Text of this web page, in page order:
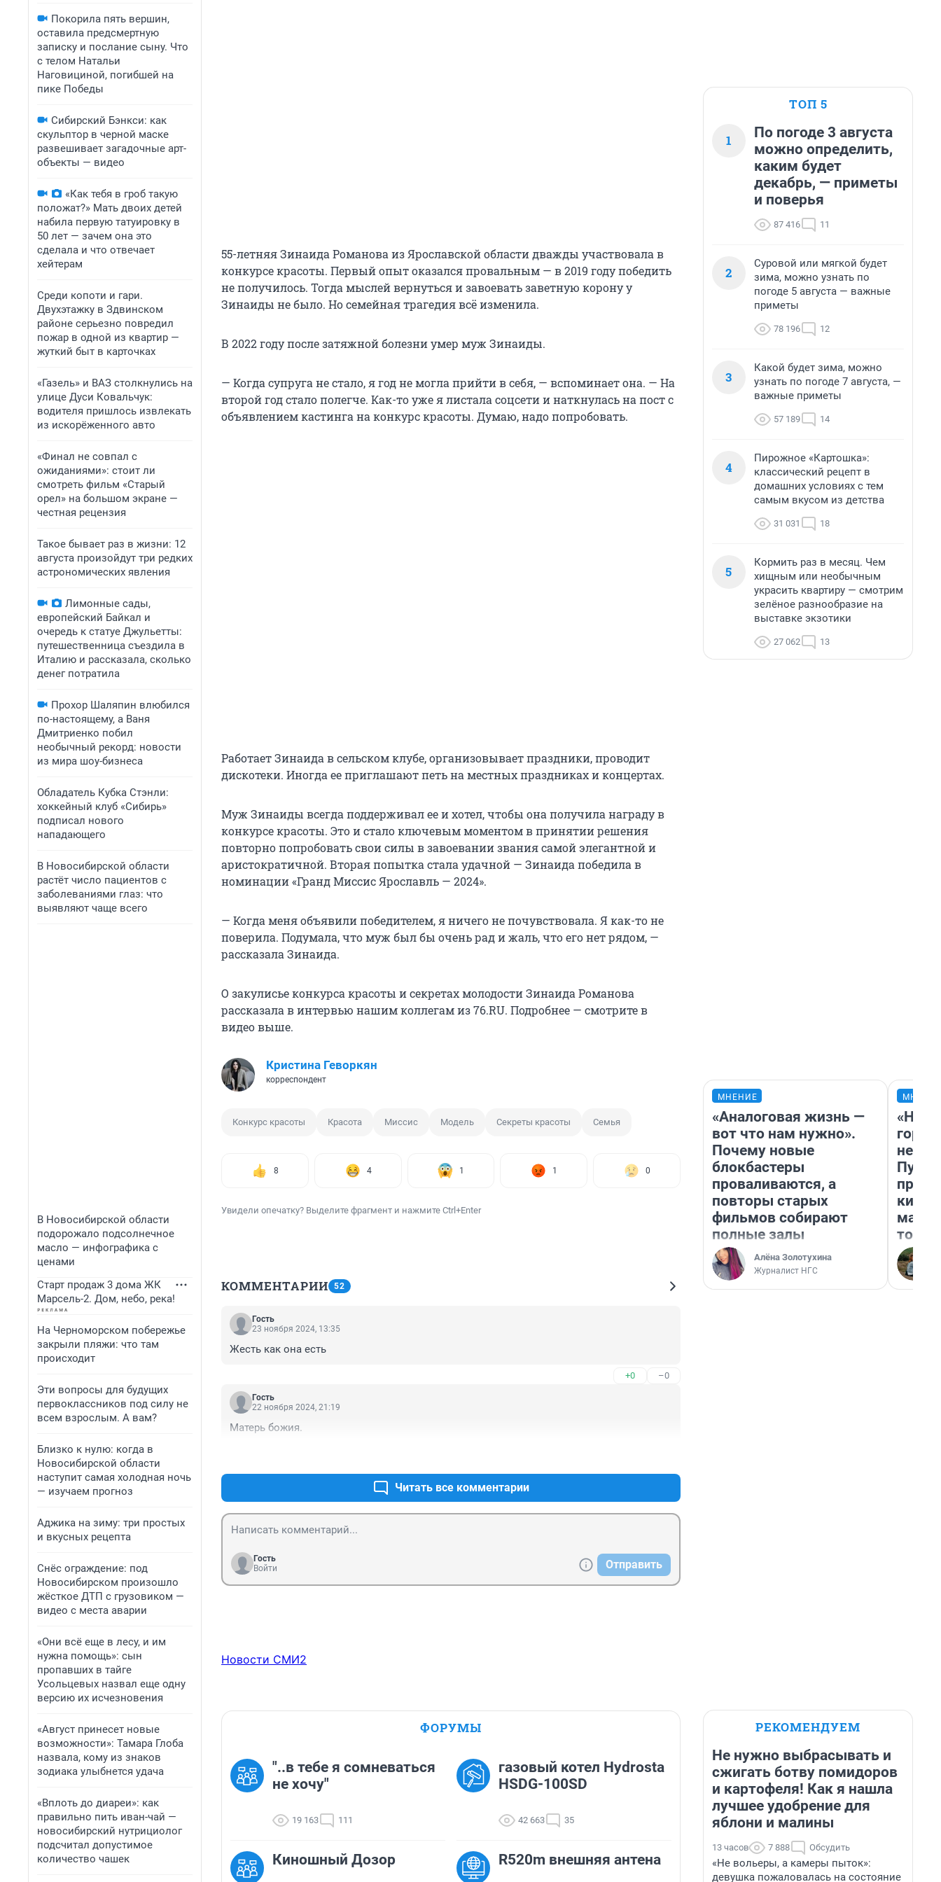
Покорила пять вершин,
оставила предсмертную
записку и послание сыну. Что
с телом Натальи
Наговициной, погибшей на
пике Победы
Сибирский Бэнкси: как
скульптор в черной маске
развешивает загадочные арт-
объекты — видео
«Как тебя в гроб такую
положат?» Мать двоих детей
набила первую татуировку в
50 лет — зачем она это
сделала и что отвечает
хейтерам
Среди копоти и гари.
Двухэтажку в Здвинском
районе серьезно повредил
пожар в одной из квартир —
жуткий быт в карточках
«Газель» и ВАЗ столкнулись на
улице Дуси Ковальчук:
водителя пришлось извлекать
из искорёженного авто
«Финал не совпал с
ожиданиями»: стоит ли
смотреть фильм «Старый
орел» на большом экране —
честная рецензия
Такое бывает раз в жизни: 12
августа произойдут три редких
астрономических явления
Лимонные сады,
европейский Байкал и
очередь к статуе Джульетты:
путешественница съездила в
Италию и рассказала, сколько
денег потратила
Прохор Шаляпин влюбился
по-настоящему, а Ваня
Дмитриенко побил
необычный рекорд: новости
из мира шоу-бизнеса
Обладатель Кубка Стэнли:
хоккейный клуб «Сибирь»
подписал нового
нападающего
В Новосибирской области
растёт число пациентов с
заболеваниями глаз: что
выявляют чаще всего
В Новосибирской области
подорожало подсолнечное
масло — инфографика с
ценами
Старт продаж 3 дома ЖК
Марсель-2. Дом, небо, река!
На Черноморском побережье
закрыли пляжи: что там
происходит
Эти вопросы для будущих
первоклассников под силу не
всем взрослым. А вам?
Близко к нулю: когда в
Новосибирской области
наступит самая холодная ночь
— изучаем прогноз
Аджика на зиму: три простых
и вкусных рецепта
Снёс ограждение: под
Новосибирском произошло
жёсткое ДТП с грузовиком —
видео с места аварии
«Они всё еще в лесу, и им
нужна помощь»: сын
пропавших в тайге
Усольцевых назвал еще одну
версию их исчезновения
«Август принесет новые
возможности»: Тамара Глоба
назвала, кому из знаков
зодиака улыбнется удача
«Вплоть до диареи»: как
правильно пить иван-чай —
новосибирский нутрициолог
подсчитал допустимое
количество чашек
55-летняя Зинаида Романова из Ярославской области дважды участвовала в
конкурсе красоты. Первый опыт оказался провальным — в 2019 году победить
не получилось. Тогда мыслей вернуться и завоевать заветную корону у
Зинаиды не было. Но семейная трагедия всё изменила.
В 2022 году после затяжной болезни умер муж Зинаиды.
— Когда супруга не стало, я год не могла прийти в себя, — вспоминает она. — На
второй год стало полегче. Как-то уже я листала соцсети и наткнулась на пост с
объявлением кастинга на конкурс красоты. Думаю, надо попробовать.
Работает Зинаида в сельском клубе, организовывает праздники, проводит
дискотеки. Иногда ее приглашают петь на местных праздниках и концертах.
Муж Зинаиды всегда поддерживал ее и хотел, чтобы она получила награду в
конкурсе красоты. Это и стало ключевым моментом в принятии решения
повторно попробовать свои силы в завоевании звания самой элегантной и
аристократичной. Вторая попытка стала удачной — Зинаида победила в
номинации «Гранд Миссис Ярославль — 2024».
— Когда меня объявили победителем, я ничего не почувствовала. Я как-то не
поверила. Подумала, что муж был бы очень рад и жаль, что его нет рядом, —
рассказала Зинаида.
О закулисье конкурса красоты и секретах молодости Зинаида Романова
рассказала в интервью нашим коллегам из 76.RU. Подробнее — смотрите в
видео выше.
Кристина Геворкян
корреспондент
Конкурс красоты Красота Миссис Модель Секреты красоты Семья
8 4 1 1 0
Увидели опечатку? Выделите фрагмент и нажмите Ctrl+Enter
КОММЕНТАРИИ 52
Гость
23 ноября 2024, 13:35
Жесть как она есть
+0 –0
Гость
22 ноября 2024, 21:19
Матерь божия.
Читать все комментарии
Гость
Войти
Отправить
Новости СМИ2
ФОРУМЫ
"..в тебе я сомневаться
не хочу"
19 163 111
газовый котел Hydrosta
HSDG-100SD
42 663 35
Киношный Дозор R520m внешняя антена
ТОП 5
1
По погоде 3 августа
можно определить,
каким будет
декабрь, — приметы
и поверья
87 416 11
2
Суровой или мягкой будет
зима, можно узнать по
погоде 5 августа — важные
приметы
78 196 12
3
Какой будет зима, можно
узнать по погоде 7 августа, —
важные приметы
57 189 14
4
Пирожное «Картошка»:
классический рецепт в
домашних условиях с тем
самым вкусом из детства
31 031 18
5
Кормить раз в месяц. Чем
хищным или необычным
украсить квартиру — смотрим
зелёное разнообразие на
выставке экзотики
27 062 13
МНЕНИЕ
«Аналоговая жизнь —
вот что нам нужно».
Почему новые
блокбастеры
проваливаются, а
повторы старых
фильмов собирают
полные залы
Алёна Золотухина
Журналист НГС
«Нет
того
РЕКОМЕНДУЕМ
Не нужно выбрасывать и
сжигать ботву помидоров
и картофеля! Как я нашла
лучшее удобрение для
яблони и малины
13 часов 7 888 Обсудить
«Не вольеры, а камеры пыток»:
девушка пожаловалась на состояние